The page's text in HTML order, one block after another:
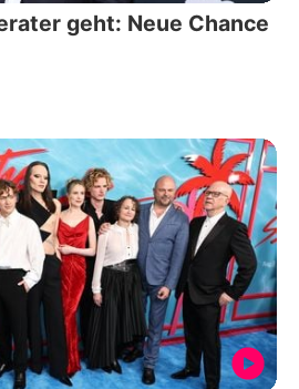
geht: Neue Chance